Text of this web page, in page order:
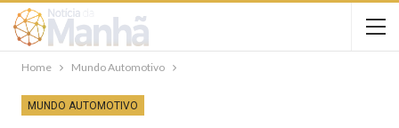
Home Mundo Automotivo
MUNDO AUTOMOTIVO